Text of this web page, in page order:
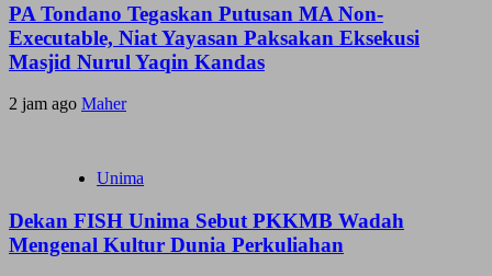
PA Tondano Tegaskan Putusan MA Non-
Executable, Niat Yayasan Paksakan Eksekusi
Masjid Nurul Yaqin Kandas
2 jam ago Maher
Unima
Dekan FISH Unima Sebut PKKMB Wadah
Mengenal Kultur Dunia Perkuliahan